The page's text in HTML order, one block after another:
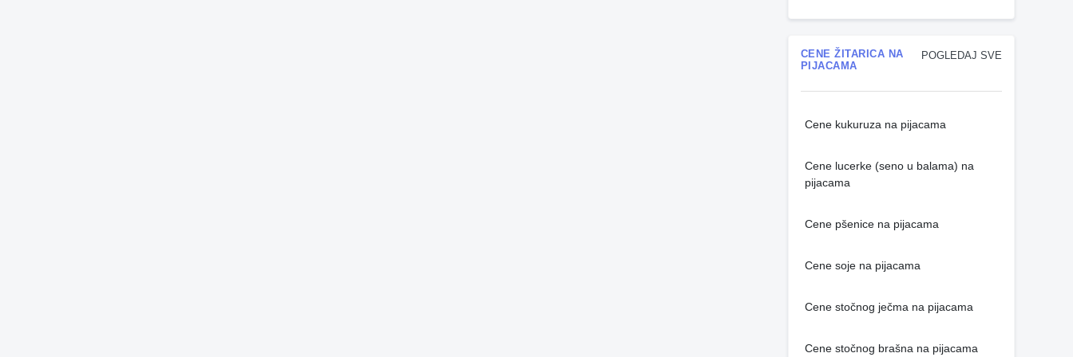
POGLEDAJ SVE
CENE ŽITARICA NA
PIJACAMA
Cene kukuruza na pijacama
Cene lucerke (seno u balama) na
pijacama
Cene pšenice na pijacama
Cene soje na pijacama
Cene stočnog ječma na pijacama
Cene stočnog brašna na pijacama